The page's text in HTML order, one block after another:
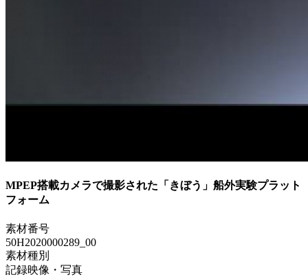
MPEP搭載カメラで撮影された「きぼう」船外実験プラット
フォーム
素材番号
50H2020000289_00
素材種別
記録映像・写真